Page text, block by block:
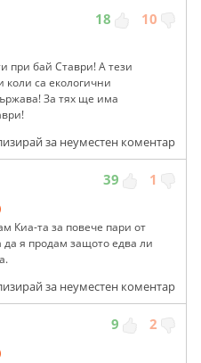
18 10
при бай Ставри! А тези
коли са екологични
За тях ще има
за неуместен коментар
39 1
Киа-та за повече пари от
я продам защото едва ли
за неуместен коментар
9 2